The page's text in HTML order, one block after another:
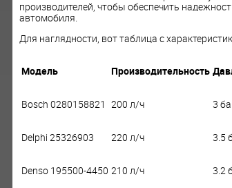
производителей, чтобы обеспечить
автомобиля.
Для наглядности, вот таблица с
Модель Производительность
Bosch 0280158821 200 л/ч 3
Delphi 25326903 220 л/ч 3.5
Denso 195500-4450 210 л/ч 3.2